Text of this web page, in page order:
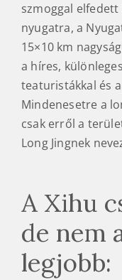
szmoggal
nyugatra, a
15×10 km
a híres,
teaturistákkal és
Mindenesetre a
csak erről a
Long Jingnek
A Xihu
de nem
legjobb: